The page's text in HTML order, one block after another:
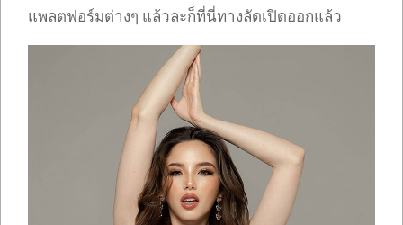
แพลตฟอร์มต่างๆ แล้วละก็ที่นี่ทางลัดเปิดออกแล้ว